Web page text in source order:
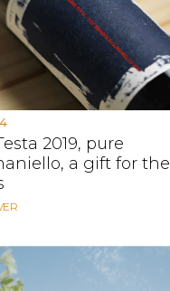
2019, pure
a gift for the